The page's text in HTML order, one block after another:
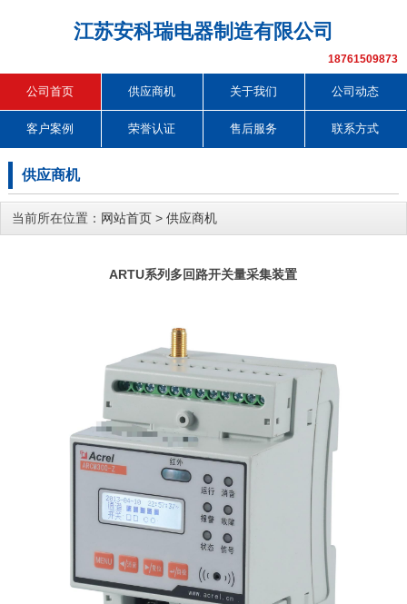
江苏安科瑞电器制造有限公司
18761509873
公司首页 供应商机 关于我们 公司动态
客户案例 荣誉认证 售后服务 联系方式
供应商机
当前所在位置： 网站首页 > 供应商机
ARTU系列多回路开关量采集装置